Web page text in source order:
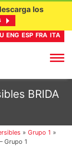
los
ENG ESP FRA ITA
BRIDA
»Grupo 1 »
Grupo 1